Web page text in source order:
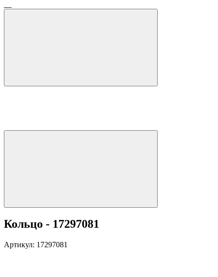
Кольцо - 17297081
Артикул: 17297081